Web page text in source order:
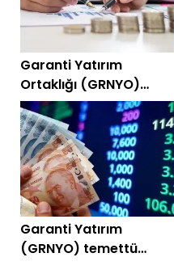
Garanti Yatırım
Ortaklığı (GRNYO)
temettü kararını
açıkladı
Garanti Yatırım
(GRNYO) temettü